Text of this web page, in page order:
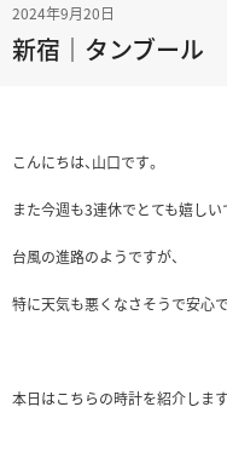
2024年9月20日
新宿｜タンブール
こんにちは、山口です。
また今週も3連休でとても嬉しい
台風の進路のようですが、
特に天気も悪くなさそうで安心で
本日はこちらの時計を紹介します